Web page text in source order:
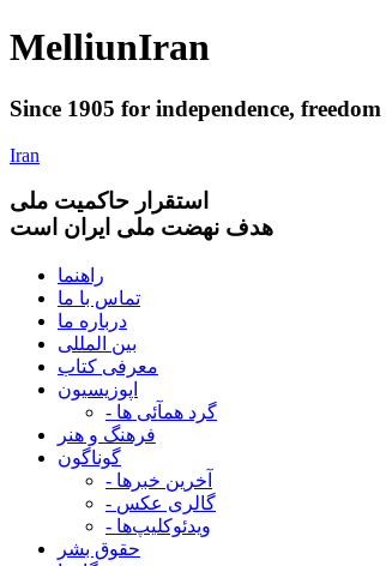
MelliunIran
Since 1905 for independence, freedom
Iran
استقرار حاکميت ملی
هدف نهضت ملی ایران است
راهنما
تماس با ما
درباره ما
بین المللی
معرفی کتاب
اپوزیسیون
- گرد همآئی ها
فرهنگ و هنر
گوناگون
- آخرین خبرها
- گالری عکس
- ویدئوکلیپ‌ها
حقوق بشر